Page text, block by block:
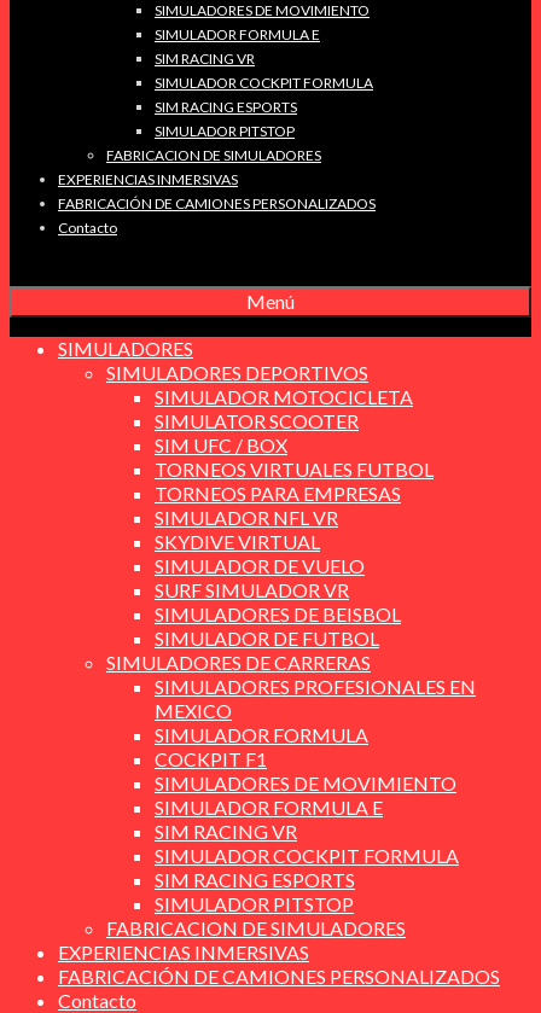
SIMULADORES DE MOVIMIENTO
SIMULADOR FORMULA E
SIM RACING VR
SIMULADOR COCKPIT FORMULA
SIM RACING ESPORTS
SIMULADOR PITSTOP
FABRICACION DE SIMULADORES
EXPERIENCIAS INMERSIVAS
FABRICACIÓN DE CAMIONES PERSONALIZADOS
Contacto
Menú
SIMULADORES
SIMULADORES DEPORTIVOS
SIMULADOR MOTOCICLETA
SIMULATOR SCOOTER
SIM UFC / BOX
TORNEOS VIRTUALES FUTBOL
TORNEOS PARA EMPRESAS
SIMULADOR NFL VR
SKYDIVE VIRTUAL
SIMULADOR DE VUELO
SURF SIMULADOR VR
SIMULADORES DE BEISBOL
SIMULADOR DE FUTBOL
SIMULADORES DE CARRERAS
SIMULADORES PROFESIONALES EN
MEXICO
SIMULADOR FORMULA
COCKPIT F1
SIMULADORES DE MOVIMIENTO
SIMULADOR FORMULA E
SIM RACING VR
SIMULADOR COCKPIT FORMULA
SIM RACING ESPORTS
SIMULADOR PITSTOP
FABRICACION DE SIMULADORES
EXPERIENCIAS INMERSIVAS
FABRICACIÓN DE CAMIONES PERSONALIZADOS
Contacto